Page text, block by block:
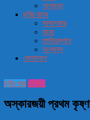
অন্যান্য
ছবির মানুষ
সাক্ষাৎকার
বায়ো
মাস্টারক্লাস
অন্যান্য
যোগাযোগ
ছবির খবর হলিউড
অস্কারজয়ী প্রথম